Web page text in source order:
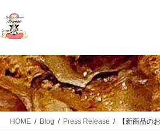
HOME Blog Press Release 【新商品